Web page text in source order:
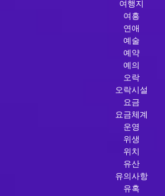
여행지
여흥
연애
예술
예약
예의
오락
오락시설
요금
요금체계
운영
위생
위치
유산
유의사항
유혹